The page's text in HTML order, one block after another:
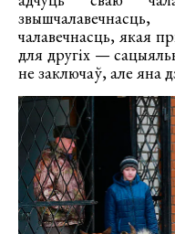
чалавечнасць, якая
для другіх —
не заключаў, але яна